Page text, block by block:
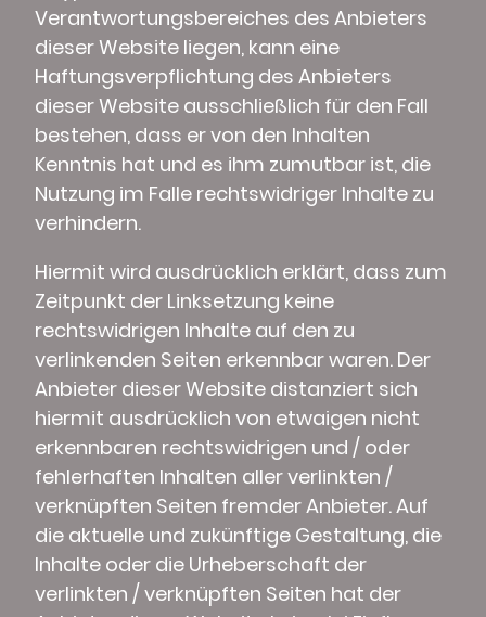
Verantwortungsbereiches des Anbieters
dieser Website liegen, kann eine
Haftungsverpflichtung des Anbieters
dieser Website ausschließlich für den Fall
bestehen, dass er von den Inhalten
Kenntnis hat und es ihm zumutbar ist, die
Nutzung im Falle rechtswidriger Inhalte zu
verhindern.
Hiermit wird ausdrücklich erklärt, dass zum
Zeitpunkt der Linksetzung keine
rechtswidrigen Inhalte auf den zu
verlinkenden Seiten erkennbar waren. Der
Anbieter dieser Website distanziert sich
hiermit ausdrücklich von etwaigen nicht
erkennbaren rechtswidrigen und / oder
fehlerhaften Inhalten aller verlinkten /
verknüpften Seiten fremder Anbieter. Auf
die aktuelle und zukünftige Gestaltung, die
Inhalte oder die Urheberschaft der
verlinkten / verknüpften Seiten hat der